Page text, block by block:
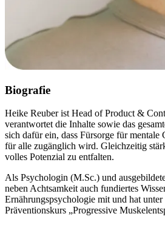
Biografie
Heike Reuber ist Head of Product &
verantwortet die Inhalte sowie das
sich dafür ein, dass Fürsorge für mentale
für alle zugänglich wird. Gleichzeitig
volles Potenzial zu entfalten.
Als Psychologin (M.Sc.) und
neben Achtsamkeit auch fundiertes
Ernährungspsychologie mit und hat unter
Präventionskurs „Progressive